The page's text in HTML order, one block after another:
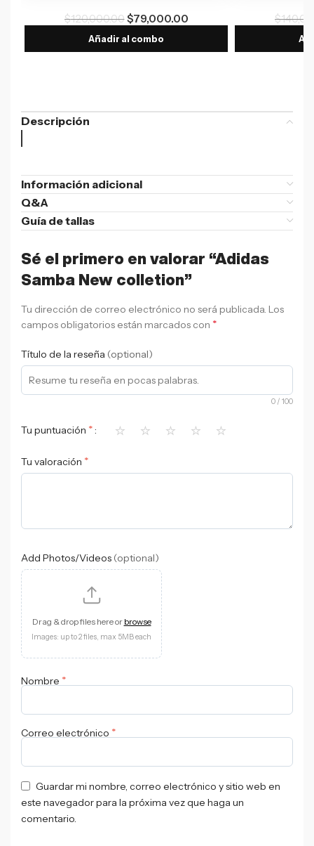
$120,000.00$79,000.00
Añadir al combo
$
Descripción
Información adicional
Q&A
Guía de tallas
Sé el primero en valorar “Adidas
Samba New colletion”
Tu dirección de correo electrónico no será publicada. Los
campos obligatorios están marcados con *
Título de la reseña (optional)
0 / 100
Tu puntuación * ⭐ ⭐ ⭐ ⭐ ⭐
Tu valoración *
Add Photos/Videos (optional)
Drag & drop files here or browse
Images: up to 2 files, max 5MB each
Nombre *
Correo electrónico *
Guardar mi nombre, correo electrónico y sitio web en
este navegador para la próxima vez que haga un
comentario.